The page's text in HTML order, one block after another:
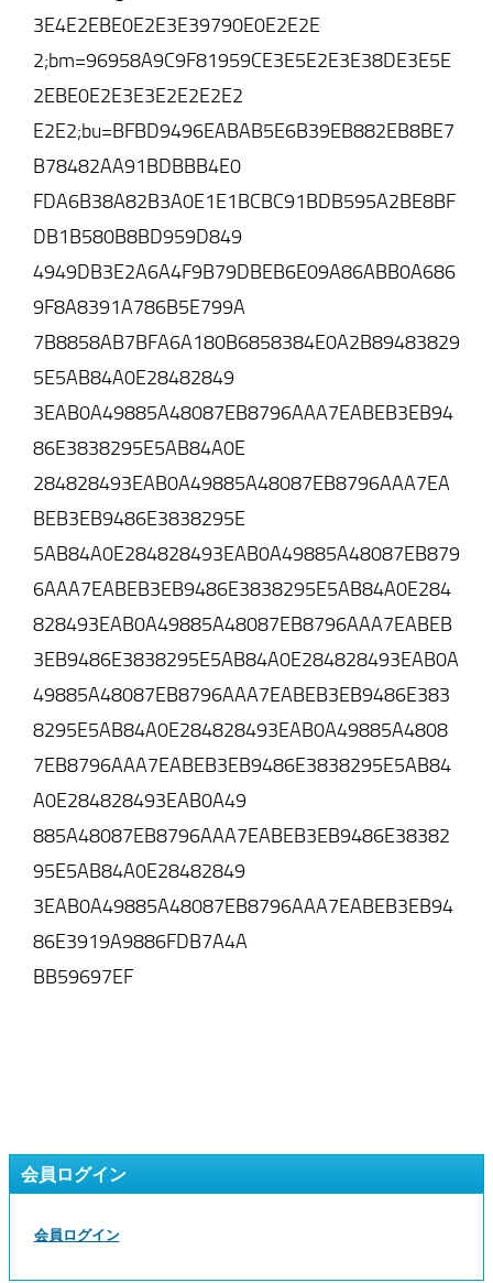
3E4E2EBE0E2E3E39790E0E2E2E
2;bm=96958A9C9F81959CE3E5E2E3E38DE3E5E
2EBE0E2E3E3E2E2E2E2
E2E2;bu=BFBD9496EABAB5E6B39EB882EB8BE7
B78482AA91BDBBB4E0
FDA6B38A82B3A0E1E1BCBC91BDB595A2BE8BF
DB1B580B8BD959D849
4949DB3E2A6A4F9B79DBEB6E09A86ABB0A686
9F8A8391A786B5E799A
7B8858AB7BFA6A180B6858384E0A2B89483829
5E5AB84A0E28482849
3EAB0A49885A48087EB8796AAA7EABEB3EB94
86E3838295E5AB84A0E
284828493EAB0A49885A48087EB8796AAA7EA
BEB3EB9486E3838295E
5AB84A0E284828493EAB0A49885A48087EB879
6AAA7EABEB3EB9486E3838295E5AB84A0E284
828493EAB0A49885A48087EB8796AAA7EABEB
3EB9486E3838295E5AB84A0E284828493EAB0A
49885A48087EB8796AAA7EABEB3EB9486E383
8295E5AB84A0E284828493EAB0A49885A4808
7EB8796AAA7EABEB3EB9486E3838295E5AB84
A0E284828493EAB0A49
885A48087EB8796AAA7EABEB3EB9486E38382
95E5AB84A0E28482849
3EAB0A49885A48087EB8796AAA7EABEB3EB94
86E3919A9886FDB7A4A
BB59697EF
会員ログイン
会員ログイン